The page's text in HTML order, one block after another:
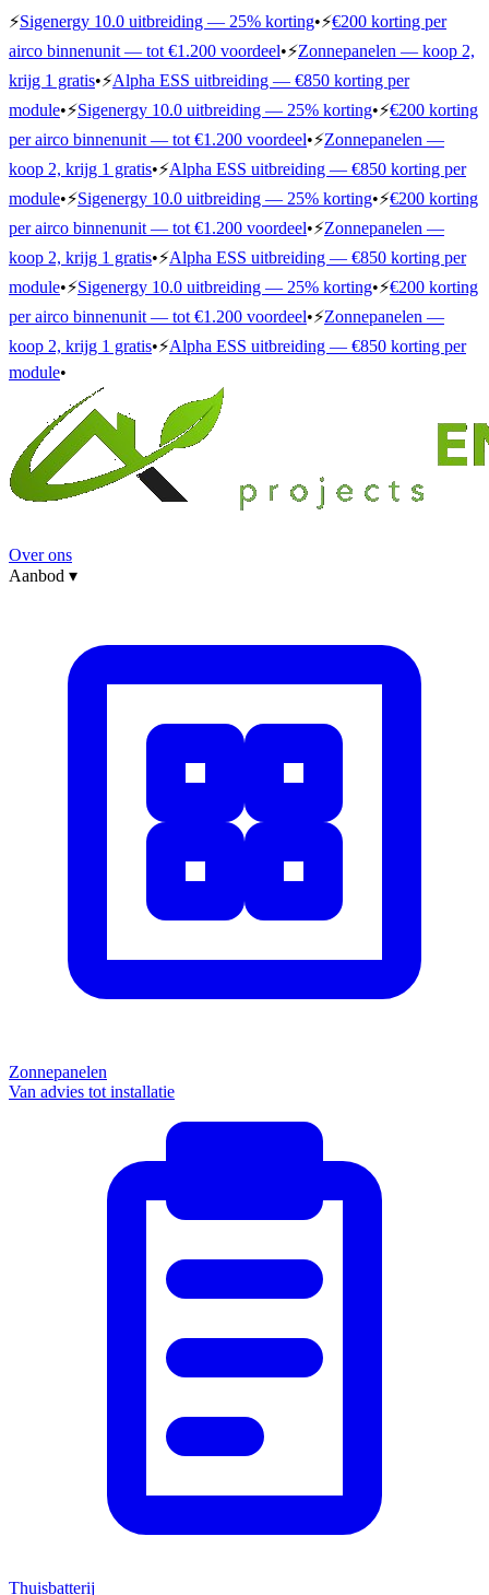
⚡Sigenergy 10.0 uitbreiding — 25% korting•⚡€200 korting per
airco binnenunit — tot €1.200 voordeel•⚡Zonnepanelen — koop 2,
krijg 1 gratis•⚡Alpha ESS uitbreiding — €850 korting per
module•⚡Sigenergy 10.0 uitbreiding — 25% korting•⚡€200 korting
per airco binnenunit — tot €1.200 voordeel•⚡Zonnepanelen —
koop 2, krijg 1 gratis•⚡Alpha ESS uitbreiding — €850 korting per
module•⚡Sigenergy 10.0 uitbreiding — 25% korting•⚡€200 korting
per airco binnenunit — tot €1.200 voordeel•⚡Zonnepanelen —
koop 2, krijg 1 gratis•⚡Alpha ESS uitbreiding — €850 korting per
module•⚡Sigenergy 10.0 uitbreiding — 25% korting•⚡€200 korting
per airco binnenunit — tot €1.200 voordeel•⚡Zonnepanelen —
koop 2, krijg 1 gratis•⚡Alpha ESS uitbreiding — €850 korting per
module•
Over ons
Aanbod ▾
Zonnepanelen
Van advies tot installatie
Thuisbatterij